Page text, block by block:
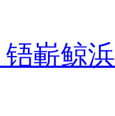
铻嶄鲸